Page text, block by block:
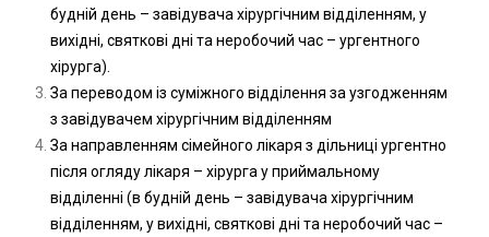
будній день – завідувача хірургічним відділенням, у
вихідні, святкові дні та неробочий час – ургентного
хірурга).
За переводом із суміжного відділення за узгодженням
з завідувачем хірургічним відділенням
За направленням сімейного лікаря з дільниці ургентно
після огляду лікаря – хірурга у приймальному
відділенні (в будній день – завідувача хірургічним
відділенням, у вихідні, святкові дні та неробочий час –